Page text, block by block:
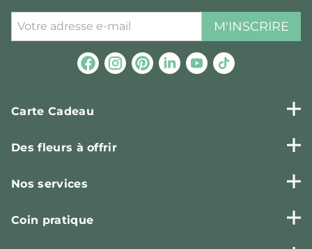
M'INSCRIRE
Carte Cadeau
Des fleurs à offrir
Nos services
Coin pratique